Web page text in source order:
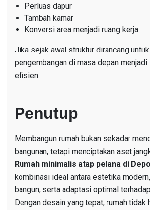
Perluas dapur
Tambah kamar
Konversi area menjadi ruang kerja
Jika sejak awal struktur dirancang
pengembangan di masa depan menjadi
efisien.
Penutup
Membangun rumah bukan sekadar
bangunan, tetapi menciptakan aset
Rumah minimalis atap pelana di
kombinasi ideal antara estetika
bangun, serta adaptasi optimal
Dengan desain yang tepat, rumah tidak